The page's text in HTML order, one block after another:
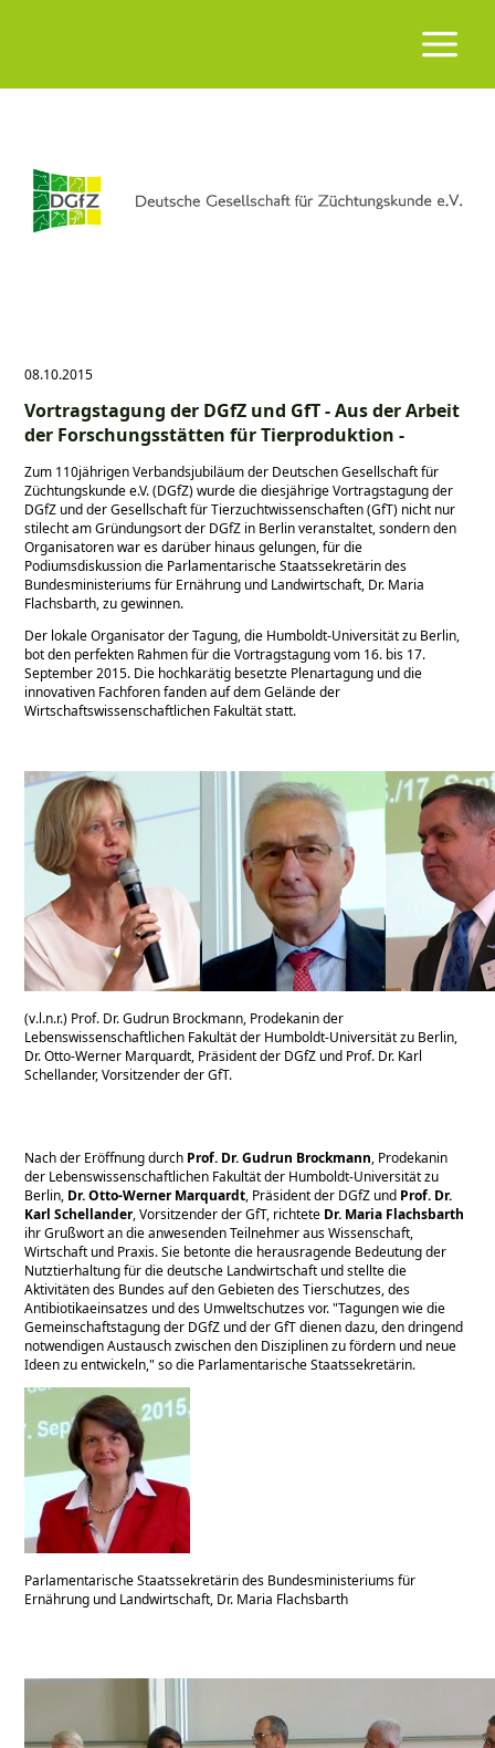
08.10.2015
Vortragstagung der DGfZ und GfT - Aus der Arbeit
der Forschungsstätten für Tierproduktion -
Zum 110jährigen Verbandsjubiläum der Deutschen Gesellschaft für
Züchtungskunde e.V. (DGfZ) wurde die diesjährige Vortragstagung der
DGfZ und der Gesellschaft für Tierzuchtwissenschaften (GfT) nicht nur
stilecht am Gründungsort der DGfZ in Berlin veranstaltet, sondern den
Organisatoren war es darüber hinaus gelungen, für die
Podiumsdiskussion die Parlamentarische Staatssekretärin des
Bundesministeriums für Ernährung und Landwirtschaft, Dr. Maria
Flachsbarth, zu gewinnen.
Der lokale Organisator der Tagung, die Humboldt-Universität zu Berlin,
bot den perfekten Rahmen für die Vortragstagung vom 16. bis 17.
September 2015. Die hochkarätig besetzte Plenartagung und die
innovativen Fachforen fanden auf dem Gelände der
Wirtschaftswissenschaftlichen Fakultät statt.
(v.l.n.r.) Prof. Dr. Gudrun Brockmann, Prodekanin der
Lebenswissenschaftlichen Fakultät der Humboldt-Universität zu Berlin,
Dr. Otto-Werner Marquardt, Präsident der DGfZ und Prof. Dr. Karl
Schellander, Vorsitzender der GfT.
Nach der Eröffnung durch Prof. Dr. Gudrun Brockmann, Prodekanin
der Lebenswissenschaftlichen Fakultät der Humboldt-Universität zu
Berlin, Dr. Otto-Werner Marquardt, Präsident der DGfZ und Prof. Dr.
Karl Schellander, Vorsitzender der GfT, richtete Dr. Maria Flachsbarth
ihr Grußwort an die anwesenden Teilnehmer aus Wissenschaft,
Wirtschaft und Praxis. Sie betonte die herausragende Bedeutung der
Nutztierhaltung für die deutsche Landwirtschaft und stellte die
Aktivitäten des Bundes auf den Gebieten des Tierschutzes, des
Antibiotikaeinsatzes und des Umweltschutzes vor. Tagungen wie die
Gemeinschaftstagung der DGfZ und der GfT dienen dazu, den dringend
notwendigen Austausch zwischen den Disziplinen zu fördern und neue
Ideen zu entwickeln, so die Parlamentarische Staatssekretärin.
Parlamentarische Staatssekretärin des Bundesministeriums für
Ernährung und Landwirtschaft, Dr. Maria Flachsbarth